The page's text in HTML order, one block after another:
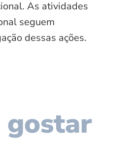
As atividades
seguem
dessas ações.
gostar